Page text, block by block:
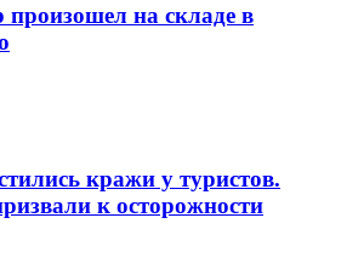
на складе в
кражи у туристов.
к осторожности